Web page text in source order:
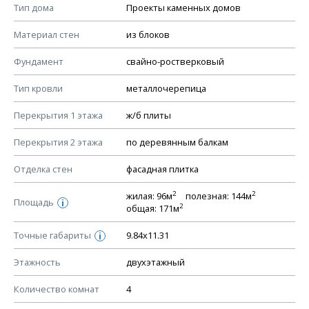
Тип дома Проекты каменных домов
Материал стен из блоков
Фундамент свайно-ростверковый
Тип кровли металлочерепица
Перекрытия 1 этажа ж/б плиты
Перекрытия 2 этажа по деревянным балкам
Отделка стен фасадная плитка
Площадь i
жилая: 96м2 полезная: 144м2
общая: 171м2
Точные габариты i 9.84х11.31
Этажность двухэтажный
Количество комнат 4
Смотрите советы по выбору материала в нашем
КОНСТРУКТИВНЫЕ РЕШЕНИЯ (КР)
Ведомость рабочих чертежей основного комплекта КР
План фундамента
Устройство фундамента, спецификация материалов
Планы перекрытий этажей, спецификация элементов
Устройство перекрытий
Устройство стен
Спецификация материалов стен
Схема расположения лаг чердака (если есть)
Схема расположения элементов стропил
Спецификация элементов стропил
Устройство стропильной системы
Узлы устройства кровли